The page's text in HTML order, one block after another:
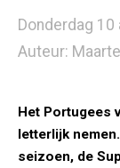
Donderdag
Auteur:
Het Portugees
letterlijk
seizoen, de